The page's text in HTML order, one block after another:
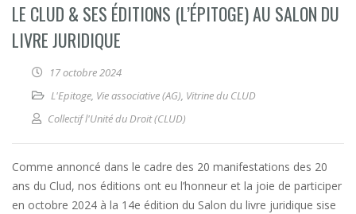
LE CLUD & SES ÉDITIONS (L’ÉPITOGE) AU SALON DU
LIVRE JURIDIQUE
17 octobre 2024
L'Epitoge, Vie associative (AG), Vitrine du CLUD
Collectif l'Unité du Droit (CLUD)
Comme annoncé dans le cadre des 20 manifestations des 20
ans du Clud, nos éditions ont eu l’honneur et la joie de participer
en octobre 2024 à la 14e édition du Salon du livre juridique sise